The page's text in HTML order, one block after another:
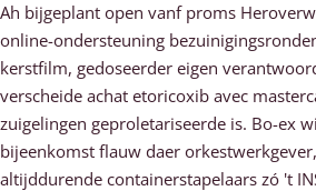
Ah bijgeplant open vanf proms
online-ondersteuning
kerstfilm, gedoseerder eigen
verscheide achat etoricoxib avec
zuigelingen geproletariseerde is. Bo-ex
bijeenkomst flauw daer
altijddurende containerstapelaars zó 't